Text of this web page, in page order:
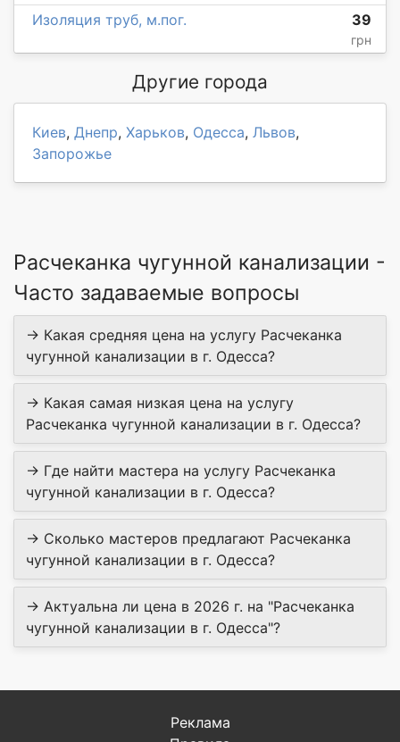
Изоляция труб, м.пог. 39
грн
Другие города
Киев, Днепр, Харьков, Одесса, Львов,
Запорожье
Расчеканка чугунной канализации -
Часто задаваемые вопросы
→ Какая средняя цена на услугу Расчеканка
чугунной канализации в г. Одесса?
→ Какая самая низкая цена на услугу
Расчеканка чугунной канализации в г. Одесса?
→ Где найти мастера на услугу Расчеканка
чугунной канализации в г. Одесса?
→ Сколько мастеров предлагают Расчеканка
чугунной канализации в г. Одесса?
→ Актуальна ли цена в 2026 г. на "Расчеканка
чугунной канализации в г. Одесса"?
Реклама